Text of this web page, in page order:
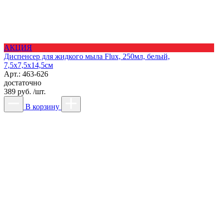
АКЦИЯ
Диспенсер для жидкого мыла Flux, 250мл, белый,
7,5х7,5х14,5см
Арт.: 463-626
достаточно
389 руб. /шт.
В корзину